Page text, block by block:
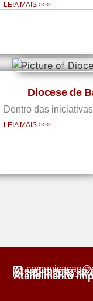
LEIA MAIS >>>
Diocese de
Dentro das
LEIA MAIS >>>
Atendimento ao
Atendimento